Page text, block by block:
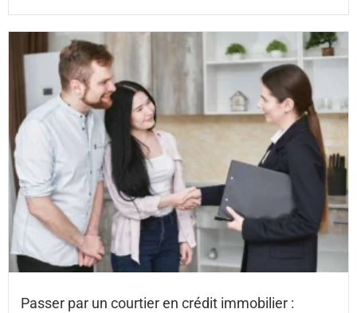
Passer par un courtier en crédit immobilier :